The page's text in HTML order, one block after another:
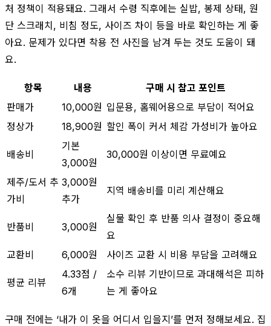
처 정책이 적용돼요. 그래서 수령 직후에는 실밥, 봉제 상태, 원
단 스크래치, 비침 정도, 사이즈 차이 등을 바로 확인하는 게 좋
아요. 문제가 있다면 착용 전 사진을 남겨 두는 것도 도움이 돼
요.
항목 내용
구매 시 참고 포인트
판매가
10,000원 입문용, 홈웨어용으로 부담이 적어요
정상가
18,900원 할인 폭이 커서 체감 가성비가 높아요
배송비
기본
3,000원
30,000원 이상이면 무료예요
제주/도서 추
가비
3,000원
추가
지역 배송비를 미리 계산해요
반품비 3,000원
실물 확인 후 반품 의사 결정이 중요해
요
교환비
6,000원 사이즈 교환 시 비용 부담을 고려해요
평균 리뷰
4.33점 /
6개
소수 리뷰 기반이므로 과대해석은 피하
는 게 좋아요
구매 전에는 ‘내가 이 옷을 어디서 입을지’를 먼저 정해보세요. 집